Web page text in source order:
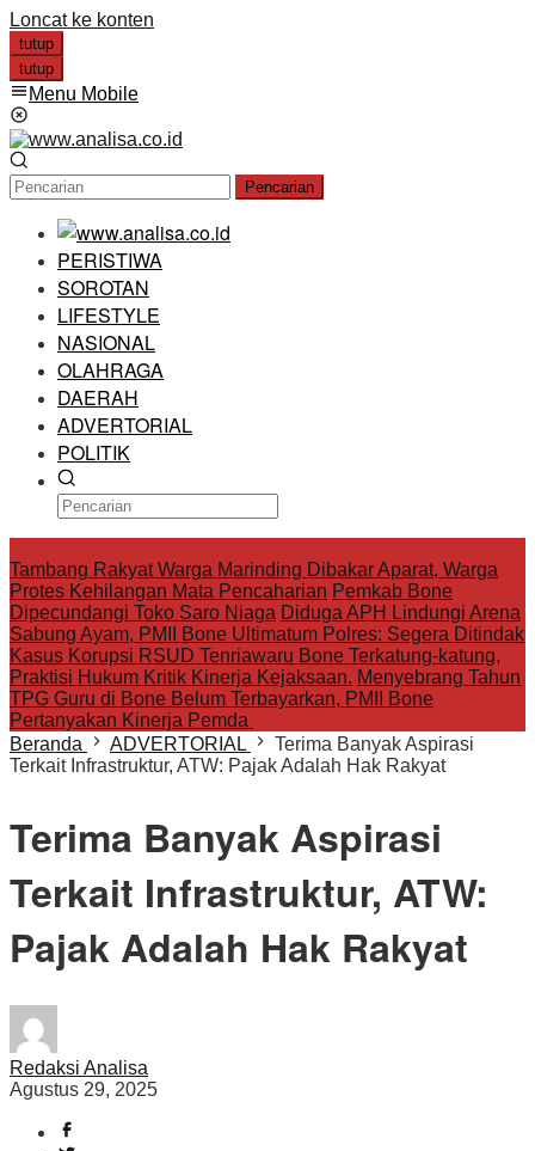
Loncat ke konten
tutup
tutup
Menu Mobile
Pencarian
PERISTIWA
SOROTAN
LIFESTYLE
NASIONAL
OLAHRAGA
DAERAH
ADVERTORIAL
POLITIK
Tambang Rakyat Warga Marinding Dibakar Aparat, Warga
Protes Kehilangan Mata Pencaharian Pemkab Bone
Dipecundangi Toko Saro Niaga Diduga APH Lindungi Arena
Sabung Ayam, PMII Bone Ultimatum Polres: Segera Ditindak
Kasus Korupsi RSUD Tenriawaru Bone Terkatung-katung,
Praktisi Hukum Kritik Kinerja Kejaksaan. Menyebrang Tahun
TPG Guru di Bone Belum Terbayarkan, PMII Bone
Pertanyakan Kinerja Pemda
Beranda
ADVERTORIAL
Terima Banyak Aspirasi
Terkait Infrastruktur, ATW: Pajak Adalah Hak Rakyat
Terima Banyak Aspirasi
Terkait Infrastruktur, ATW:
Pajak Adalah Hak Rakyat
Redaksi Analisa
Agustus 29, 2025